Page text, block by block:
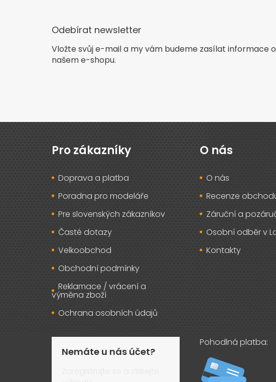
Odebírat newsletter
Vložte svůj e-mail a my vám budeme zasílat informace
našem e-shopu.
Z
Pro zákazníky
Doprava a platba
Poradna pro modeláře
Pre slovenských zákazníkov
Časté dotazy
Velkoobchod
Obchodní podmínky
Reklamace / vrácení a
výměna zboží
Ochrana osobních údajů
O nás
O nás
Recenze
Záruční a
Osobní odběr v
Kontakty
Nemáte u nás účet?
Pohodlná platba: